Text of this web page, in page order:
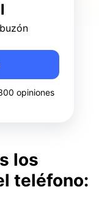
opiniones
los
teléfono: